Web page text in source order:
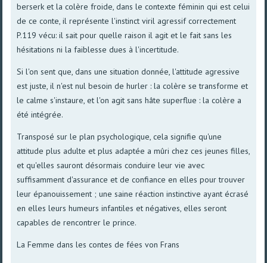
berserk et la colère froide, dans le contexte féminin qui est celui
de ce conte, il représente l'instinct viril agressif correctement
P.119 vécu: il sait pour quelle raison il agit et le fait sans les
hésitations ni la faiblesse dues à l'incertitude.
Si l'on sent que, dans une situation donnée, l'attitude agressive
est juste, il n'est nul besoin de hurler : la colère se transforme et
le calme s'instaure, et l'on agit sans hâte superflue : la colère a
été intégrée.
Transposé sur le plan psychologique, cela signifie qu'une
attitude plus adulte et plus adaptée a mûri chez ces jeunes filles,
et qu'elles sauront désormais conduire leur vie avec
suffisamment d'assurance et de confiance en elles pour trouver
leur épanouissement ; une saine réaction instinctive ayant écrasé
en elles leurs humeurs infantiles et négatives, elles seront
capables de rencontrer le prince.
La Femme dans les contes de fées von Frans